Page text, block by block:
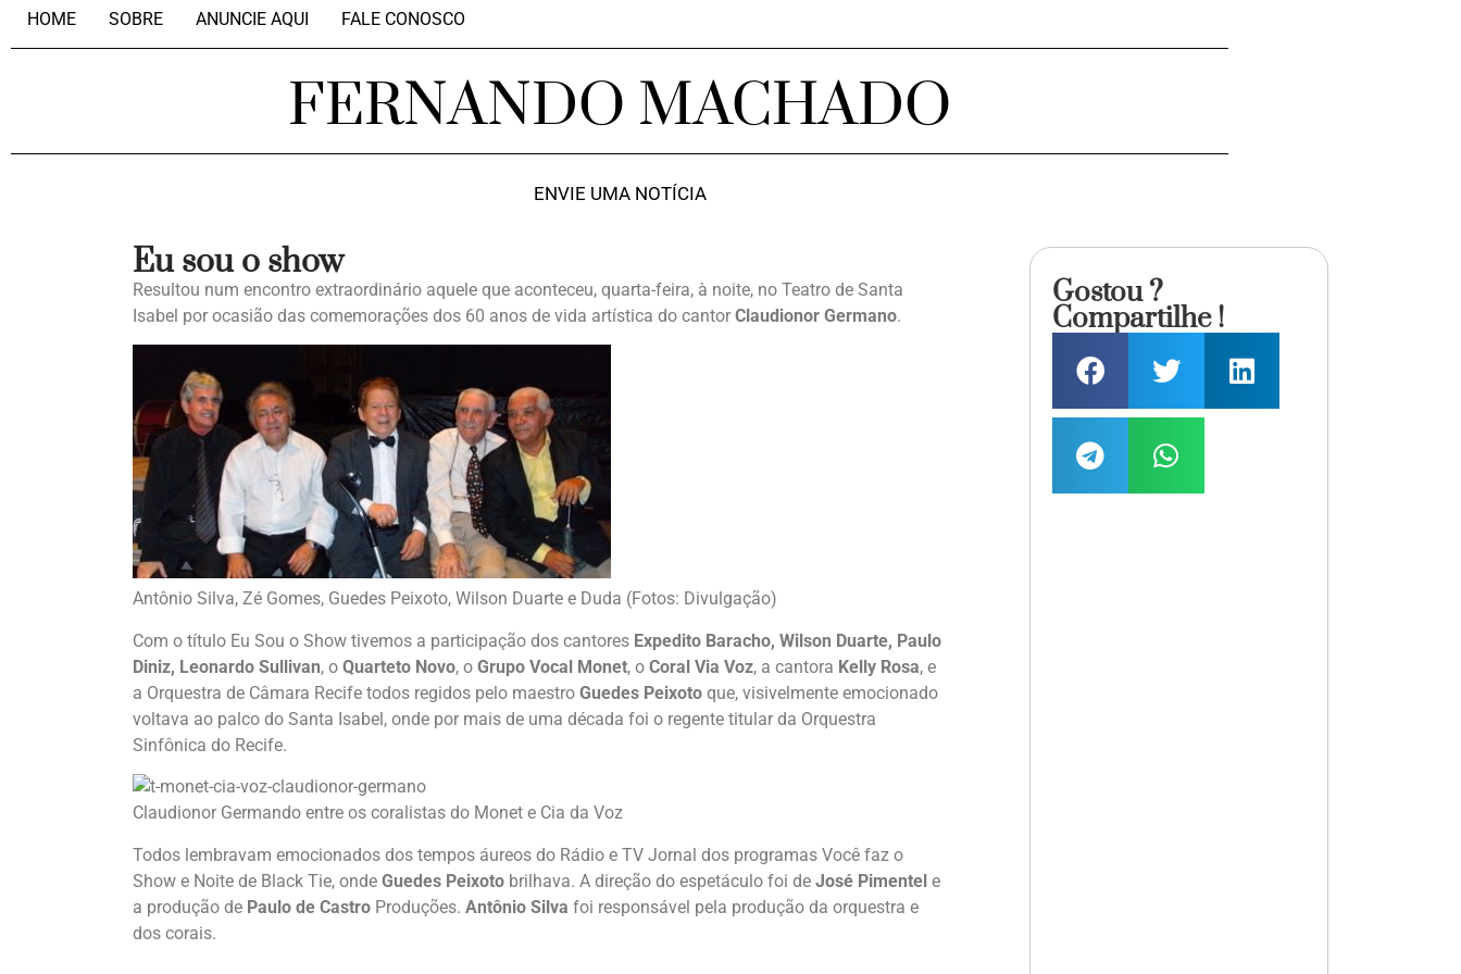
HOME SOBRE ANUNCIE AQUI FALE CONOSCO
FERNANDO MACHADO
ENVIE UMA NOTÍCIA
Eu sou o show
Resultou num encontro extraordinário aquele que aconteceu, quarta-feira, à noite, no Teatro de Santa
Isabel por ocasião das comemorações dos 60 anos de vida artística do cantor Claudionor Germano.
Antônio Silva, Zé Gomes, Guedes Peixoto, Wilson Duarte e Duda (Fotos: Divulgação)
Com o título Eu Sou o Show tivemos a participação dos cantores Expedito Baracho, Wilson Duarte, Paulo
Diniz, Leonardo Sullivan, o Quarteto Novo, o Grupo Vocal Monet, o Coral Via Voz, a cantora Kelly Rosa, e
a Orquestra de Câmara Recife todos regidos pelo maestro Guedes Peixoto que, visivelmente emocionado
voltava ao palco do Santa Isabel, onde por mais de uma década foi o regente titular da Orquestra
Sinfônica do Recife.
Claudionor Germando entre os coralistas do Monet e Cia da Voz
Todos lembravam emocionados dos tempos áureos do Rádio e TV Jornal dos programas Você faz o
Show e Noite de Black Tie, onde Guedes Peixoto brilhava. A direção do espetáculo foi de José Pimentel e
a produção de Paulo de Castro Produções. Antônio Silva foi responsável pela produção da orquestra e
dos corais.
Gostou ?
Compartilhe !